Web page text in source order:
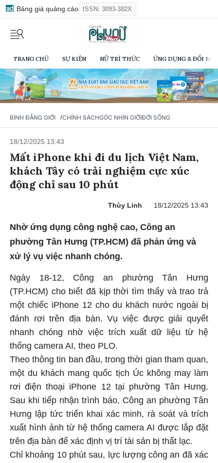
Bảng giá quảng cáo ISSN: 3093-382X
TRANG CHỦ SỰ KIỆN NỮ TRÍ THỨC ỨNG DỤNG & ĐỔI
BÌNH ĐẲNG GIỚI /CHÍNH SÁCHGÓC NHÌN GIỚIĐỜI SỐNG
18/12/2025 13:43
Mất iPhone khi đi du lịch Việt Nam,
khách Tây có trải nghiệm cực xúc
động chỉ sau 10 phút
Thùy Linh 18/12/2025 13:43
Nhờ ứng dụng công nghệ cao, Công an
phường Tân Hưng (TP.HCM) đã phản ứng và
xử lý vụ việc nhanh chóng.
Ngày 18-12, Công an phường Tân Hưng
(TP.HCM) cho biết đã kịp thời tìm thấy và trao trả
một chiếc iPhone 12 cho du khách nước ngoài bị
đánh rơi trên địa bàn. Vụ việc được giải quyết
nhanh chóng nhờ việc trích xuất dữ liệu từ hệ
thống camera AI, theo PLO.
Theo thông tin ban đầu, trong thời gian tham quan,
một du khách mang quốc tịch Úc không may làm
rơi điện thoại iPhone 12 tại phường Tân Hưng.
Sau khi tiếp nhận trình báo, Công an phường Tân
Hưng lập tức triển khai xác minh, rà soát và trích
xuất hình ảnh từ hệ thống camera AI được lắp đặt
trên địa bàn để xác định vị trí tài sản bị thất lạc.
Chỉ khoảng 10 phút sau, lực lượng công an đã xác